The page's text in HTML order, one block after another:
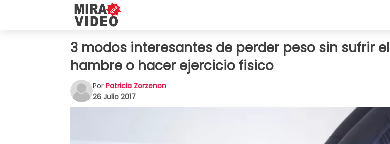
3 modos interesantes de perder peso sin sufrir el
hambre o hacer ejercicio fisico
Por Patricia Zorzenon
26 Julio 2017